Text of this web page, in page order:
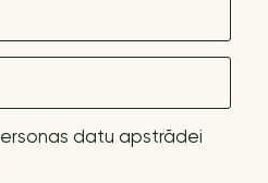
datu apstrādei